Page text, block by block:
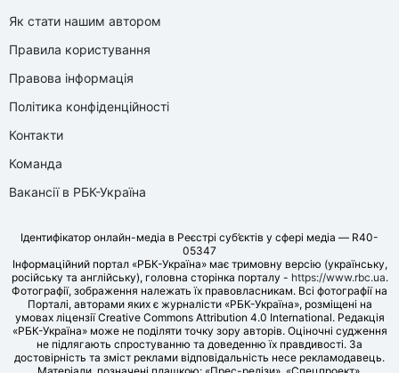
Як стати нашим автором
Правила користування
Правова інформація
Політика конфіденційності
Контакти
Команда
Вакансії в РБК-Україна
Ідентифікатор онлайн-медіа в Реєстрі суб’єктів у сфері медіа — R40-
05347
Інформаційний портал «РБК-Україна» має тримовну версію (українську,
російську та англійську), головна сторінка порталу - https://www.rbc.ua.
Фотографії, зображення належать їх правовласникам. Всі фотографії на
Порталі, авторами яких є журналісти «РБК-Україна», розміщені на
умовах ліцензії Creative Commons Attribution 4.0 International. Редакція
«РБК-Україна» може не поділяти точку зору авторів. Оціночні судження
не підлягають спростуванню та доведенню їх правдивості. За
достовірність та зміст реклами відповідальність несе рекламодавець.